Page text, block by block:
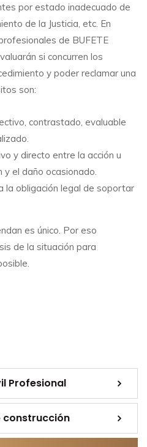
por estado inadecuado de
de la Justicia, etc. En
de BUFETE
si concurren los
y poder reclamar una
son:
contrastado, evaluable
y directo entre la acción u
y el daño ocasionado.
la obligación legal de soportar
es único. Por eso
de la situación para
Profesional
construcción